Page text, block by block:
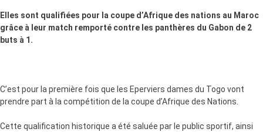
Elles sont qualifiées pour la coupe d’Afrique des nations au Maroc
grâce à leur match remporté contre les panthères du Gabon de 2
buts à 1.
C’est pour la première fois que les Eperviers dames du Togo vont
prendre part à la compétition de la coupe d’Afrique des Nations.
Cette qualification historique a été saluée par le public sportif, ainsi